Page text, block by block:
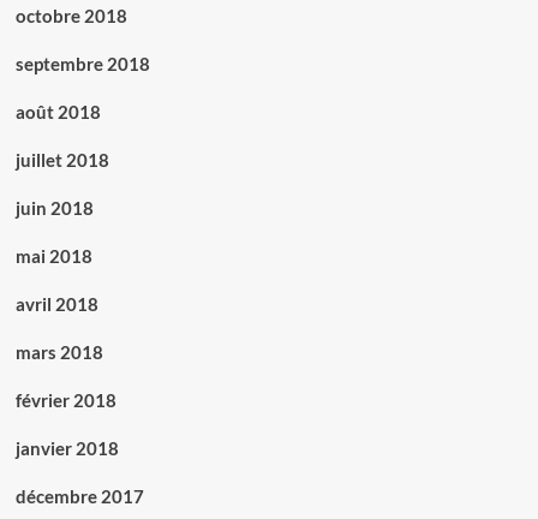
octobre 2018
septembre 2018
août 2018
juillet 2018
juin 2018
mai 2018
avril 2018
mars 2018
février 2018
janvier 2018
décembre 2017